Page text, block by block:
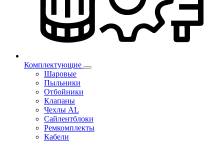
Комплектующие
Шаровые
Пыльники
Отбойники
Клапаны
Чехлы AL
Сайлентблоки
Ремкомплекты
Кабели